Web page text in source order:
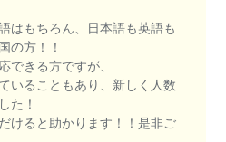
はもちろん、日本語も英語も
の方！！
できる方ですが、
いることもあり、新しく人数
た！
けると助かります！！是非ご